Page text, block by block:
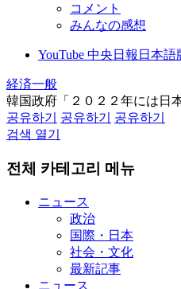
コメント
みんなの感想
YouTube 中央日報日本語
経済一般
韓国政府「２０２２年には日
공유하기
공유하기
공유하기
검색 열기
전체 카테고리 메뉴
ニュース
政治
国際・日本
社会・文化
最新記事
ニュース